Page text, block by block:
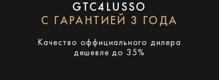
GTC4LUSSO
С ГАРАНТИЕЙ 3 ГОДА
Качество оффициального дилера
дешевле до 35%